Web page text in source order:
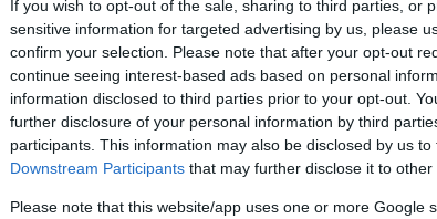
If you wish to opt-out of the sale, sharing to third parties, or
sensitive information for targeted advertising by us, please
confirm your selection. Please note that after your opt-out
continue seeing interest-based ads based on personal
information disclosed to third parties prior to your opt-out.
further disclosure of your personal information by third
participants. This information may also be disclosed by us
Downstream Participants that may further disclose it to other
Please note that this website/app uses one or more Google
az Instagramon